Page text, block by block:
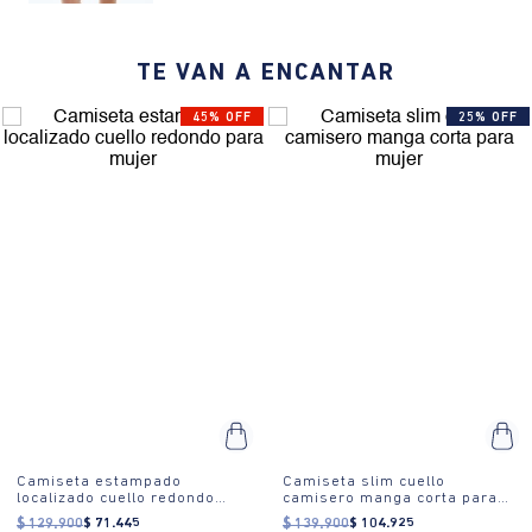
¿Cómo se usa?:Es ideal para ocasiones informales y actividades
TE VAN A ENCANTAR
45% OFF
Camiseta estampado
localizado cuello redondo
para mujer
$ 129.900$ 71 .445
25% OFF
Camiseta slim cuello
camisero manga corta para
mujer
$ 139.900$ 104.925